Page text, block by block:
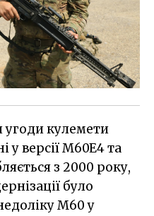
кулемети
у версії M60E4 та
з 2000 року,
було
M60 у